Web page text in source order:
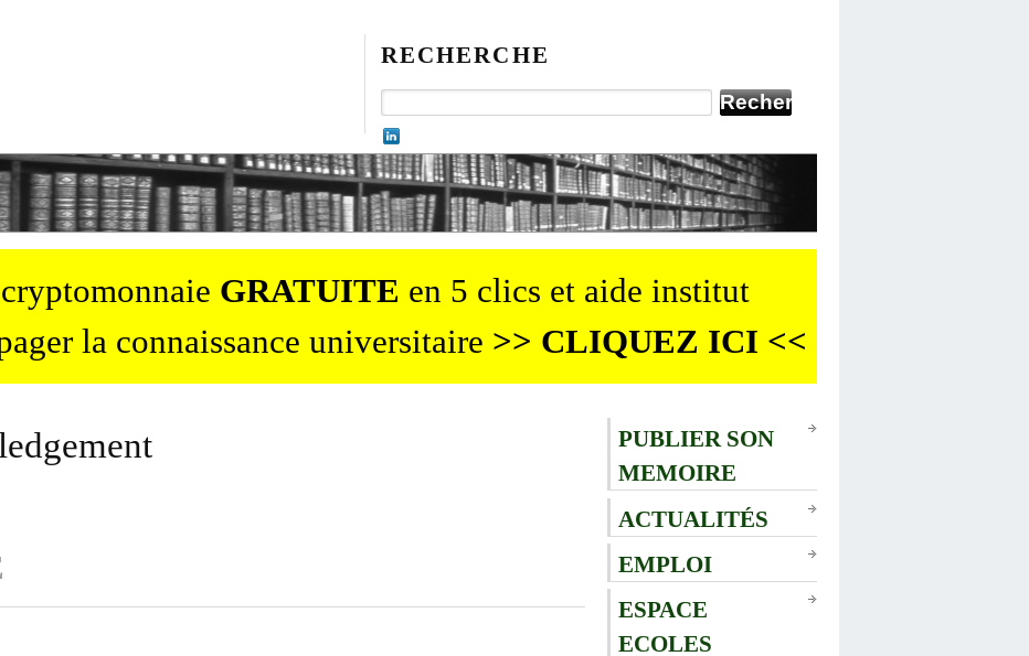
RECHERCHE
GRATUITE en 5 clics et aide institut
la connaissance universitaire >> CLIQUEZ ICI <<
PUBLIER SON
MEMOIRE
ACTUALITÉS
EMPLOI
ESPACE
ECOLES